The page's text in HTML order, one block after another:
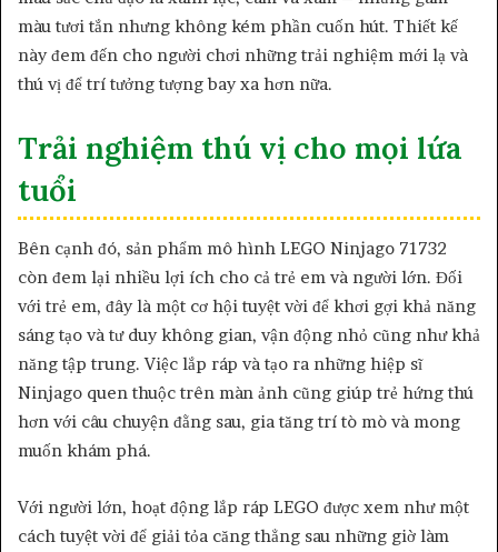
màu tươi tắn nhưng không kém phần cuốn hút. Thiết kế
này đem đến cho người chơi những trải nghiệm mới lạ và
thú vị để trí tưởng tượng bay xa hơn nữa.
Trải nghiệm thú vị cho mọi lứa
tuổi
Bên cạnh đó, sản phẩm mô hình LEGO Ninjago 71732
còn đem lại nhiều lợi ích cho cả trẻ em và người lớn. Đối
với trẻ em, đây là một cơ hội tuyệt vời để khơi gợi khả năng
sáng tạo và tư duy không gian, vận động nhỏ cũng như khả
năng tập trung. Việc lắp ráp và tạo ra những hiệp sĩ
Ninjago quen thuộc trên màn ảnh cũng giúp trẻ hứng thú
hơn với câu chuyện đằng sau, gia tăng trí tò mò và mong
muốn khám phá.
Với người lớn, hoạt động lắp ráp LEGO được xem như một
cách tuyệt vời để giải tỏa căng thẳng sau những giờ làm